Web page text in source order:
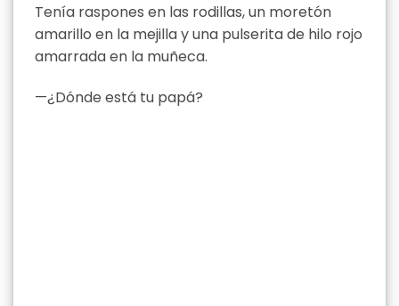
Tenía raspones en las rodillas, un moretón
amarillo en la mejilla y una pulserita de hilo rojo
amarrada en la muñeca.
—¿Dónde está tu papá?